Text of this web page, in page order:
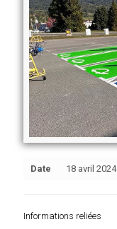
Date 18 avril 2024
Informations reliées